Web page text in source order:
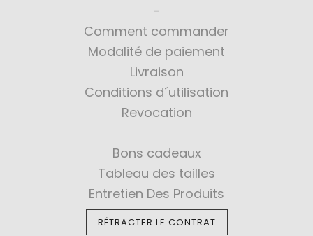
Comment commander
Modalité de paiement
Livraison
Conditions d´utilisation
Revocation
Bons cadeaux
Tableau des tailles
Entretien Des Produits
RÉTRACTER LE CONTRAT